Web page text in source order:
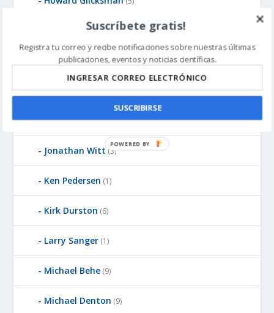
James Gills(1)
Jean-Pierre Luminet(2)
John West(8)
Jonathan McLatchie(23)
Jonathan Witt (3)
Ken Pedersen (1)
Kirk Durston (6)
Larry Sanger (1)
Michael Behe (9)
Michael Denton (9)
Suscríbete gratis!
Registra tu correo y recibe notificaciones sobre nuestras últimas
publicaciones, eventos y noticias científicas.
SUSCRIBIRSE
P
D